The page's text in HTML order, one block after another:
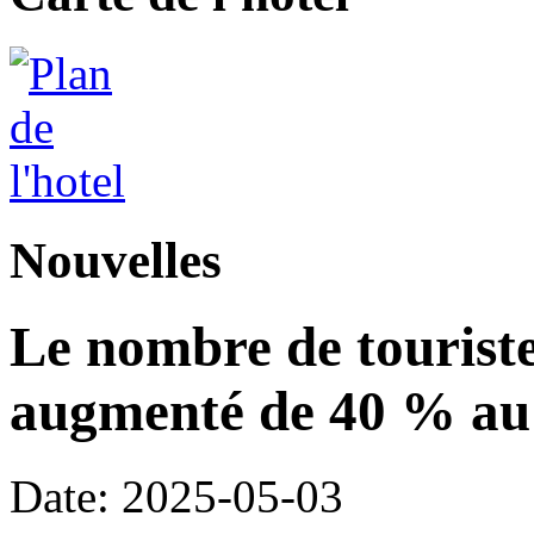
Nouvelles
Le nombre de
augmenté de 40 %
Date: 2025-05-03